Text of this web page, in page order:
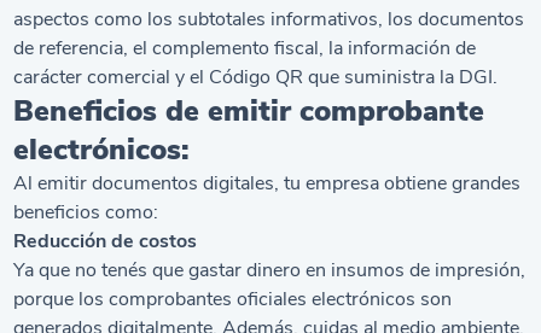
aspectos como los subtotales informativos, los documentos
de referencia, el complemento fiscal, la información de
carácter comercial y el Código QR que suministra la DGI.
Beneficios de emitir comprobante
electrónicos:
Al emitir documentos digitales, tu empresa obtiene grandes
beneficios como:
Reducción de costos
Ya que no tenés que gastar dinero en insumos de impresión,
porque los comprobantes oficiales electrónicos son